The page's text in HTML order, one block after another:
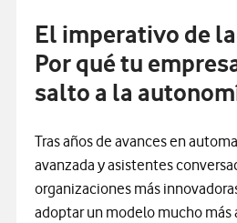
El imperativo de
Por qué tu
salto a la
Tras años de avances en
avanzada y asistentes
organizaciones más
adoptar un modelo mucho más